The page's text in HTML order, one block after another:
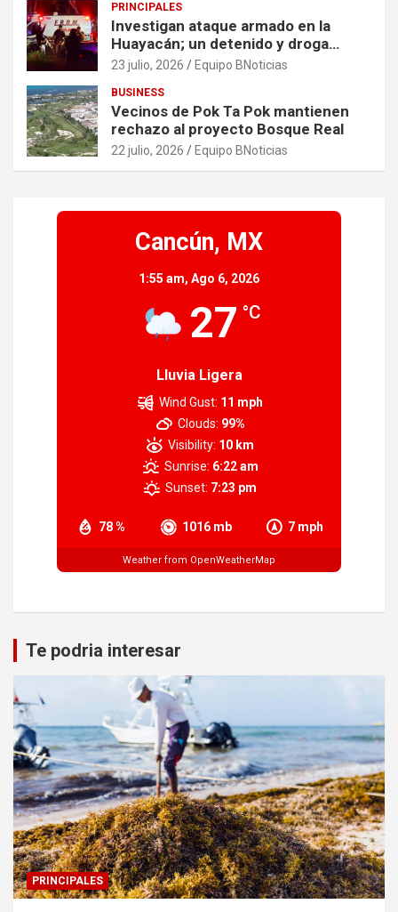
PRINCIPALES
Investigan ataque armado en la
Huayacán; un detenido y droga
asegurada tras persecución
23 julio, 2026 Equipo BNoticias
BUSINESS
Vecinos de Pok Ta Pok mantienen
rechazo al proyecto Bosque Real
22 julio, 2026 Equipo BNoticias
Cancún, MX
1:55 am, Ago 6, 2026
27 °C
Lluvia Ligera
78 % 1016 mb 7 mph
Wind Gust: 11 mph
Clouds: 99%
Visibility: 10 km
Sunrise: 6:22 am
Sunset: 7:23 pm
Weather from OpenWeatherMap
Te podria interesar
PRINCIPALES